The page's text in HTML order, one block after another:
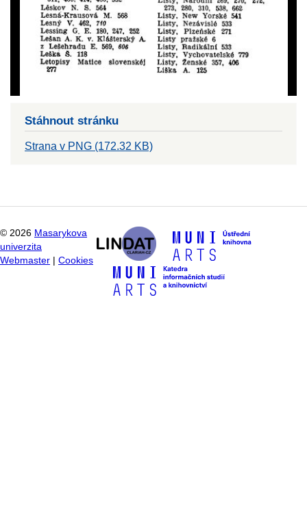
Stáhnout stránku
Strana v PNG (172.32 KB)
© 2026 Masarykova
univerzita
Webmaster
Cookies